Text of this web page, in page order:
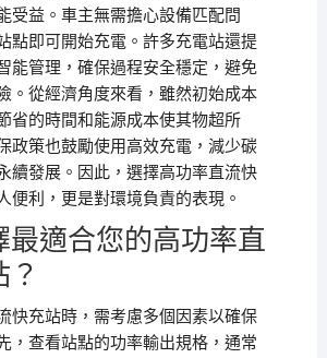
受益。車主無需擔心設備匹配問
點即可開始充電。許多充電站還提
能管理，確保過程安全穩定，避免
。從經濟角度來看，雖然初始成本
省的時間和能源成本使其物超所
政策也鼓勵使用高效充電，減少碳
續發展。因此，選擇高功率直流快
便利，更是對環境負責的表現。
最適合您的高功率直
快充站時，需考慮多個因素以確保
，查看站點的功率輸出規格，通常